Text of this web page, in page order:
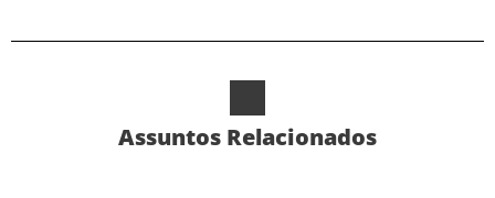
Assuntos Relacionados